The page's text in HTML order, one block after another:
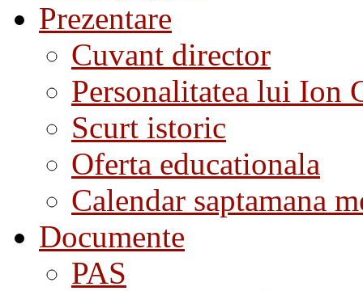
Prezentare
Cuvant director
Personalitatea lui Ion
Scurt istoric
Oferta educationala
Calendar saptamana
Documente
PAS